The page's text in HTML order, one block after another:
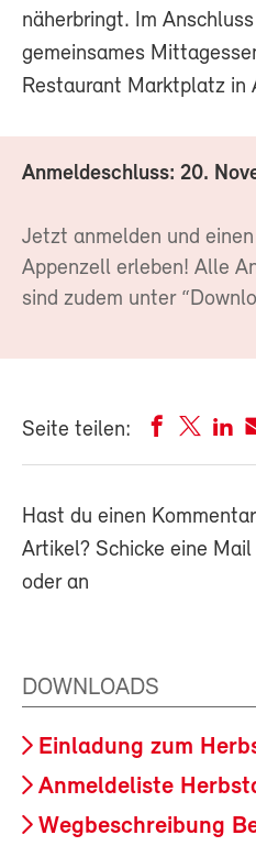
näherbringt. Im
gemeinsames
Restaurant Marktplatz in
Anmeldeschluss: 20.
Jetzt anmelden und
Appenzell erleben! Alle
sind zudem unter
Seite teilen:
Hast du einen
Artikel? Schicke eine
oder an
DOWNLOADS
Einladung zum
Anmeldeliste
Wegbeschreibung